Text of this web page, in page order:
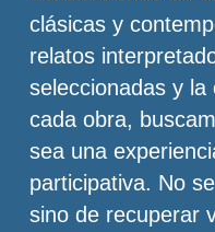
clásicas y
relatos
seleccionadas y la
cada obra,
sea una
participativa. No
sino de recuperar